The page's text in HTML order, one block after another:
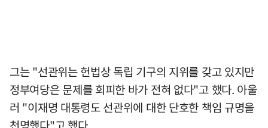
그는 "선관위는 헌법상 독립 기구의 지위를 갖고 있지만
정부여당은 문제를 회피한 바가 전혀 없다"고 했다. 아울
러 "이재명 대통령도 선관위에 대한 단호한 책임 규명을